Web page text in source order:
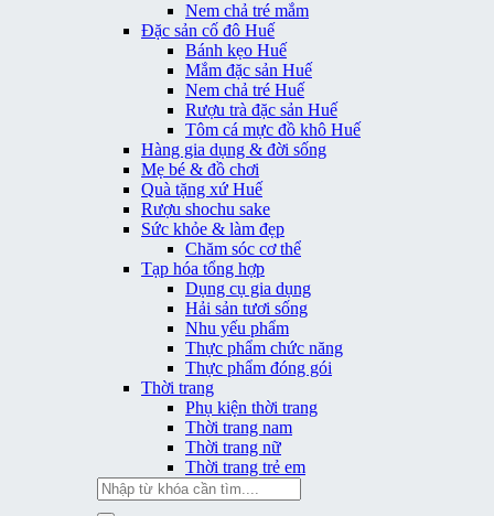
Nem chả tré mắm
Đặc sản cố đô Huế
Bánh kẹo Huế
Mắm đặc sản Huế
Nem chả tré Huế
Rượu trà đặc sản Huế
Tôm cá mực đồ khô Huế
Hàng gia dụng & đời sống
Mẹ bé & đồ chơi
Quà tặng xứ Huế
Rượu shochu sake
Sức khỏe & làm đẹp
Chăm sóc cơ thể
Tạp hóa tổng hợp
Dụng cụ gia dụng
Hải sản tươi sống
Nhu yếu phẩm
Thực phẩm chức năng
Thực phẩm đóng gói
Thời trang
Phụ kiện thời trang
Thời trang nam
Thời trang nữ
Thời trang trẻ em
Tìm
kiếm: